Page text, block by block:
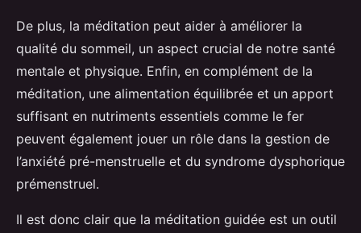
De plus, la méditation peut aider à améliorer la
qualité du sommeil, un aspect crucial de notre santé
mentale et physique. Enfin, en complément de la
méditation, une alimentation équilibrée et un apport
suffisant en nutriments essentiels comme le fer
peuvent également jouer un rôle dans la gestion de
l’anxiété pré-menstruelle et du syndrome dysphorique
prémenstruel.
Il est donc clair que la méditation guidée est un outil